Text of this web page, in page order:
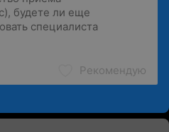
Рекомендую